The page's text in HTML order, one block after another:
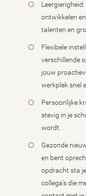
ontwikkelen
talenten en
Flexibele
verschillende
jouw
werkplek snel
Persoonlijke
stevig in je
wordt.
Gezonde
en bent
opdracht sta
collega’s die